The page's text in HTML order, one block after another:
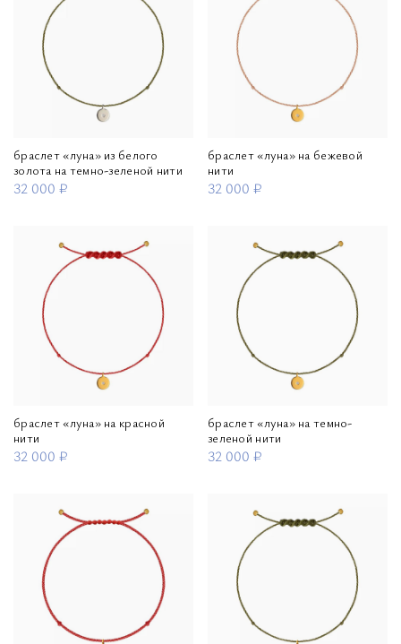
браслет «луна» из белого
золота на темно-зеленой нити
32 000 ₽
браслет «луна» на бежевой
нити
32 000 ₽
браслет «луна» на красной
нити
32 000 ₽
браслет «луна» на темно-
зеленой нити
32 000 ₽